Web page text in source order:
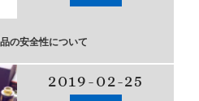
の安全性について
2019-02-25